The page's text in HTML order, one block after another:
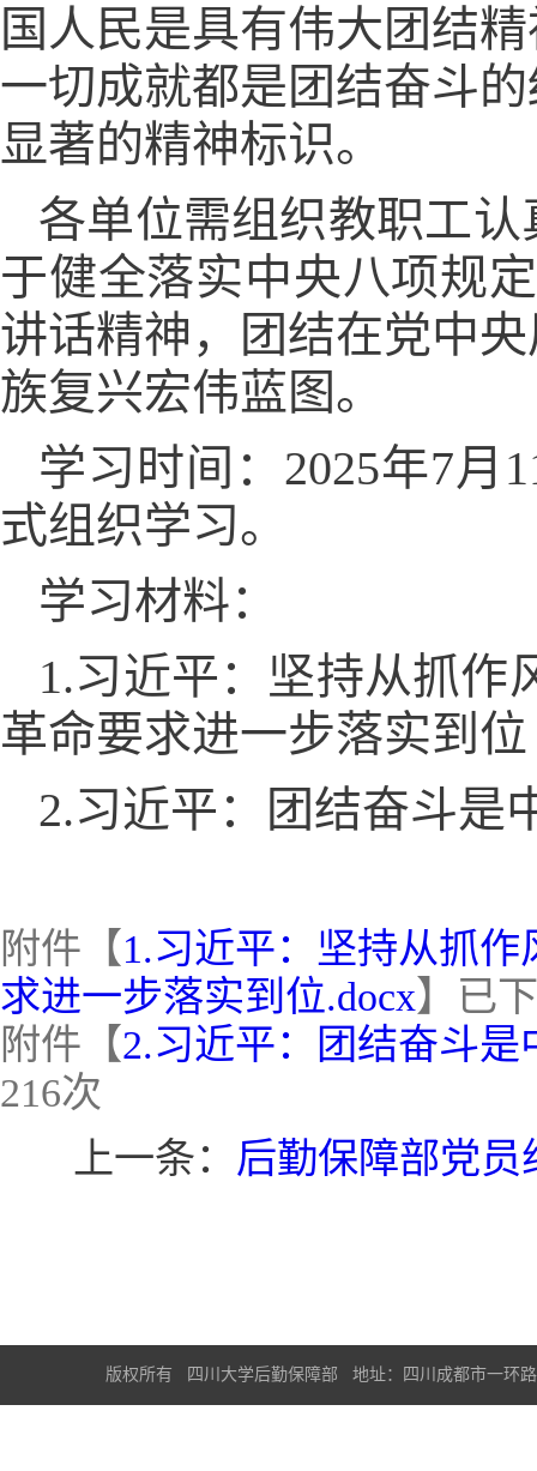
国人民是具有伟大团结
一切成就都是团结奋斗
显著的精神标识。
各单位需组织教职工
于健全落实中央八项规
讲话精神，团结在党中
族复兴宏伟蓝图。
学习时间：2025年7月
式组织学习。
学习材料：
1.习近平：坚持从抓作
革命要求进一步落实到位
2.习近平：团结奋斗是
附件【1.习近平：坚持从抓
求进一步落实到位.docx】已
附件【2.习近平：团结奋斗
216次
上一条： 后勤保障部党员
版权所有 四川大学后勤保障部 地址：四川成都市一环